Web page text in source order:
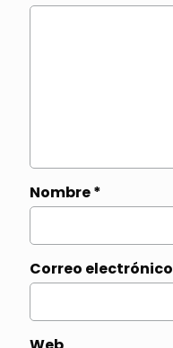
Nombre*
Correo electrónico